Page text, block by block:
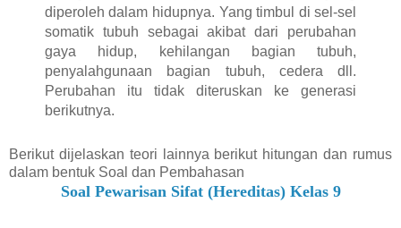
diperoleh dalam hidupnya. Yang timbul di sel-sel
somatik tubuh sebagai akibat dari perubahan
gaya hidup, kehilangan bagian tubuh,
penyalahgunaan bagian tubuh, cedera dll.
Perubahan itu tidak diteruskan ke generasi
berikutnya.
Berikut dijelaskan teori lainnya berikut hitungan dan rumus
dalam bentuk Soal dan Pembahasan
Soal Pewarisan Sifat (Hereditas) Kelas 9